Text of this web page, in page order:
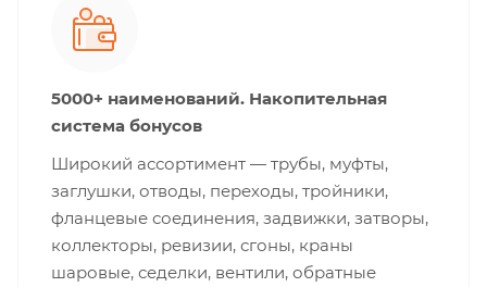
5000+ наименований. Накопительная
система бонусов
Широкий ассортимент — трубы, муфты,
заглушки, отводы, переходы, тройники,
фланцевые соединения, задвижки, затворы,
коллекторы, ревизии, сгоны, краны
шаровые, седелки, вентили, обратные